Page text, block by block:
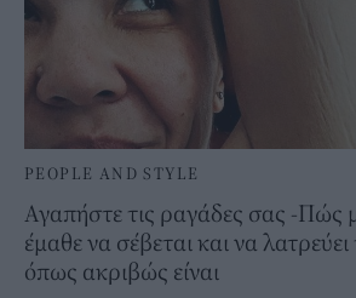
PEOPLE AND STYLE
Αγαπήστε τις ραγάδες σας -Πώς
έμαθε να σέβεται και να
όπως ακριβώς είναι